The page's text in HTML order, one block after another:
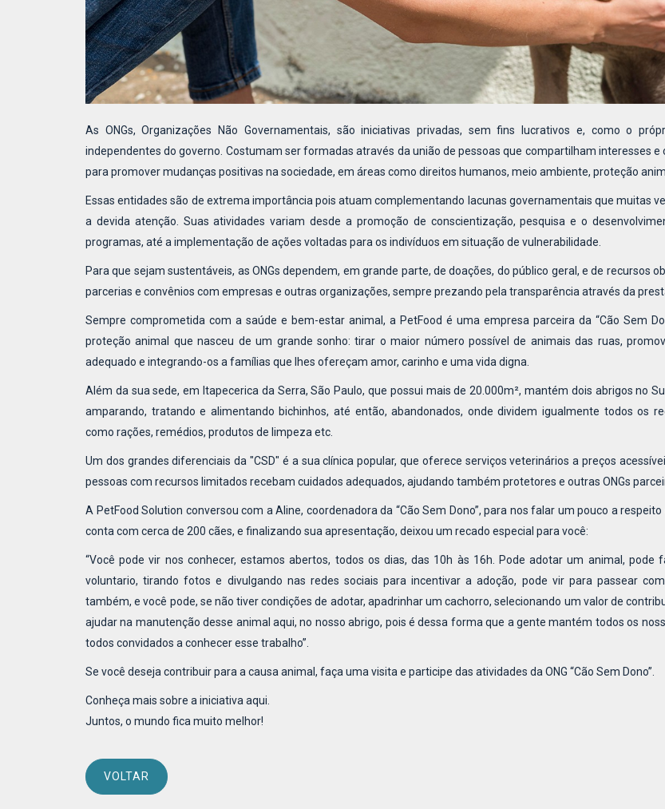
As ONGs, Organizações Não Governamentais, são iniciativas privadas, sem fins lucrativos e, como o
independentes do governo. Costumam ser formadas através da união de pessoas que compartilham interesses e
para promover mudanças positivas na sociedade, em áreas como direitos humanos, meio ambiente, proteção
Essas entidades são de extrema importância pois atuam complementando lacunas governamentais que muitas
a devida atenção. Suas atividades variam desde a promoção de conscientização, pesquisa e o
programas, até a implementação de ações voltadas para os indivíduos em situação de vulnerabilidade.
Para que sejam sustentáveis, as ONGs dependem, em grande parte, de doações, do público geral, e de recursos
parcerias e convênios com empresas e outras organizações, sempre prezando pela transparência através da
Sempre comprometida com a saúde e bem-estar animal, a PetFood é uma empresa parceira da “Cão Sem
proteção animal que nasceu de um grande sonho: tirar o maior número possível de animais das ruas,
adequado e integrando-os a famílias que lhes ofereçam amor, carinho e uma vida digna.
Além da sua sede, em Itapecerica da Serra, São Paulo, que possui mais de 20.000m², mantém dois abrigos no
amparando, tratando e alimentando bichinhos, até então, abandonados, onde dividem igualmente todos os
como rações, remédios, produtos de limpeza etc.
Um dos grandes diferenciais da "CSD" é a sua clínica popular, que oferece serviços veterinários a preços
pessoas com recursos limitados recebam cuidados adequados, ajudando também protetores e outras ONGs
A PetFood Solution conversou com a Aline, coordenadora da “Cão Sem Dono”, para nos falar um pouco a respeito
conta com cerca de 200 cães, e finalizando sua apresentação, deixou um recado especial para você:
“Você pode vir nos conhecer, estamos abertos, todos os dias, das 10h às 16h. Pode adotar um animal, pode
voluntario, tirando fotos e divulgando nas redes sociais para incentivar a adoção, pode vir para passear
também, e você pode, se não tiver condições de adotar, apadrinhar um cachorro, selecionando um valor de
ajudar na manutenção desse animal aqui, no nosso abrigo, pois é dessa forma que a gente mantém todos os
todos convidados a conhecer esse trabalho”.
Se você deseja contribuir para a causa animal, faça uma visita e participe das atividades da ONG “Cão Sem Dono”.
Conheça mais sobre a iniciativa aqui.
Juntos, o mundo fica muito melhor!
VOLTAR